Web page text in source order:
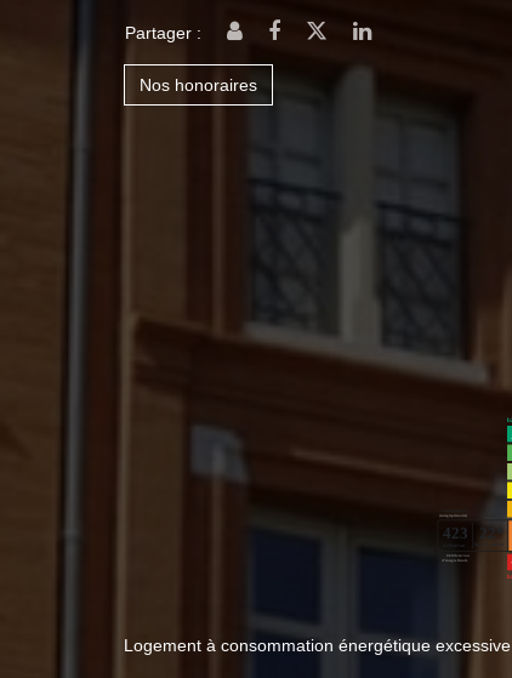
Partager :
Nos honoraires
Logement à consommation énergétique excessive.